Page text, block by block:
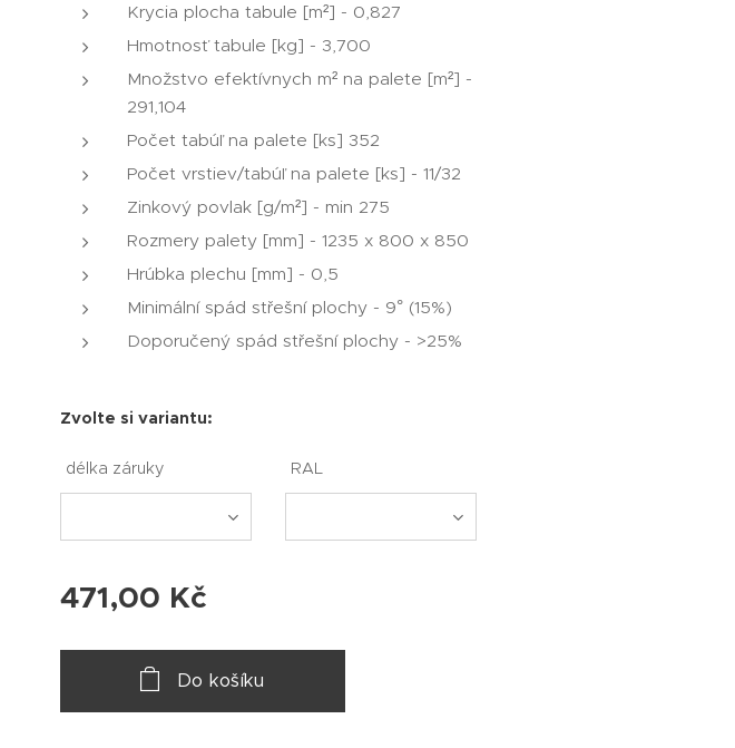
Krycia plocha tabule [m²] - 0,827
Hmotnosť tabule [kg] - 3,700
Množstvo efektívnych m² na palete [m²] -
291,104
Počet tabúľ na palete [ks] 352
Počet vrstiev/tabúľ na palete [ks] - 11/32
Zinkový povlak [g/m²] - min 275
Rozmery palety [mm] - 1235 x 800 x 850
Hrúbka plechu [mm] - 0,5
Minimální spád střešní plochy - 9° (15%)
Doporučený spád střešní plochy - >25%
Zvolte si variantu:
délka záruky RAL
471,00 Kč
Do košíku